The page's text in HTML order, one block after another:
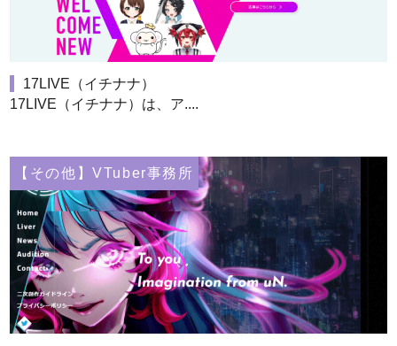
17LIVE（イチナナ）
17LIVE（イチナナ）は、ア....
【その他】VTuber事務所